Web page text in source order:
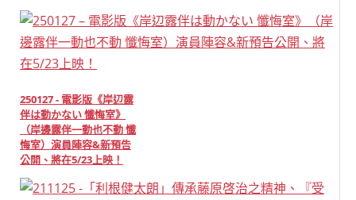
250127 - 電影版《岸辺露
伴は動かない 懺悔室》
（岸邊露伴一動也不動 懺
悔室）演員陣容&新預告
公開、將在5/23上映！